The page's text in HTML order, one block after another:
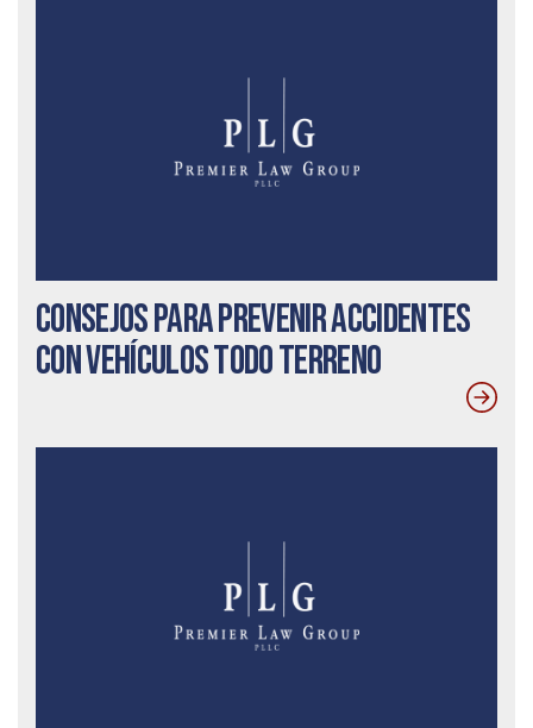
Consejos para prevenir accidentes
con vehículos todo terreno